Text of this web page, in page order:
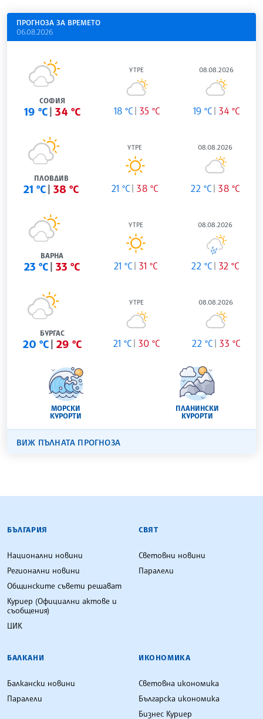
ПРОГНОЗА ЗА ВРЕМЕТО
06.08.2026
СОФИЯ
19 °C 34 °C
УТРЕ
18 °C 35 °C
08.08.2026
19 °C 34 °C
ПЛОВДИВ
21 °C 38 °C
УТРЕ
21 °C 38 °C
08.08.2026
22 °C 38 °C
ВАРНА
23 °C 33 °C
УТРЕ
21 °C 31 °C
08.08.2026
22 °C 32 °C
БУРГАС
20 °C 29 °C
УТРЕ
21 °C 30 °C
08.08.2026
22 °C 33 °C
МОРСКИ
КУРОРТИ
ПЛАНИНСКИ
КУРОРТИ
ВИЖ ПЪЛНАТА ПРОГНОЗА
БЪЛГАРСКА ТЕЛЕГРАФНА АГЕНЦИЯ
БЪЛГАРИЯ
Национални новини
Регионални новини
Общинските съвети решават
Куриер (Официални актове и
съобщения)
ЦИК
СВЯТ
Световни новини
Паралели
БАЛКАНИ
Балкански новини
Паралели
ИКОНОМИКА
Световна икономика
Българска икономика
Бизнес Куриер